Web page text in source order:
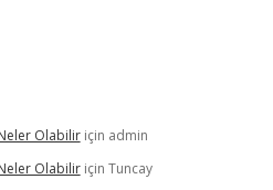
Olabiliriçin admin
Olabiliriçin Tuncay